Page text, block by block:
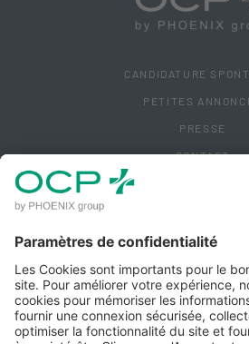
CANDIDATURE
PETITES
PRESSE
CONTACT
ACCÈS CLIENT
MENTIONS
POLITIQUE DE
POLITIQUE